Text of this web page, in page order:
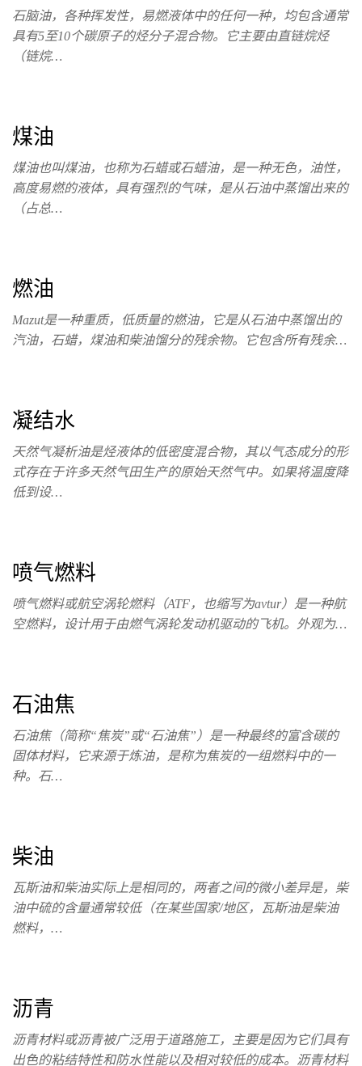
石脑油，各种挥发性，易燃液体中的任何一种，均包含通常
具有5至10个碳原子的烃分子混合物。它主要由直链烷烃
（链烷…
煤油
煤油也叫煤油，也称为石蜡或石蜡油，是一种无色，油性，
高度易燃的液体，具有强烈的气味，是从石油中蒸馏出来的
（占总…
燃油
Mazut是一种重质，低质量的燃油，它是从​​石油中蒸馏出的
汽油，石蜡，煤油和柴油馏分的残余物。它包含所有残余…
凝结水
天然气凝析油是烃液体的低密度混合物，其以气态成分的形
式存在于许多天然气田生产的原始天然气中。如果将温度降
低到设…
喷气燃料
喷气燃料或航空涡轮燃料（ATF，也缩写为avtur）是一种航
空燃料，设计用于由燃气涡轮发动机驱动的飞机。外观为…
石油焦
石油焦（简称“焦炭”或“石油焦”）是一种最终的富含碳的
固体材料，它来源于炼油，是称为焦炭的一组燃料中的一
种。石…
柴油
瓦斯油和柴油实际上是相同的，两者之间的微小差异是，柴
油中硫的含量通常较低（在某些国家/地区，瓦斯油是柴油
燃料，…
沥青
沥青材料或沥青被广泛用于道路施工，主要是因为它们具有
出色的粘结特性和防水性能以及相对较低的成本。沥青材料